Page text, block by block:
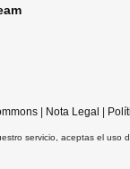
| Nota Legal
servicio, aceptas el uso